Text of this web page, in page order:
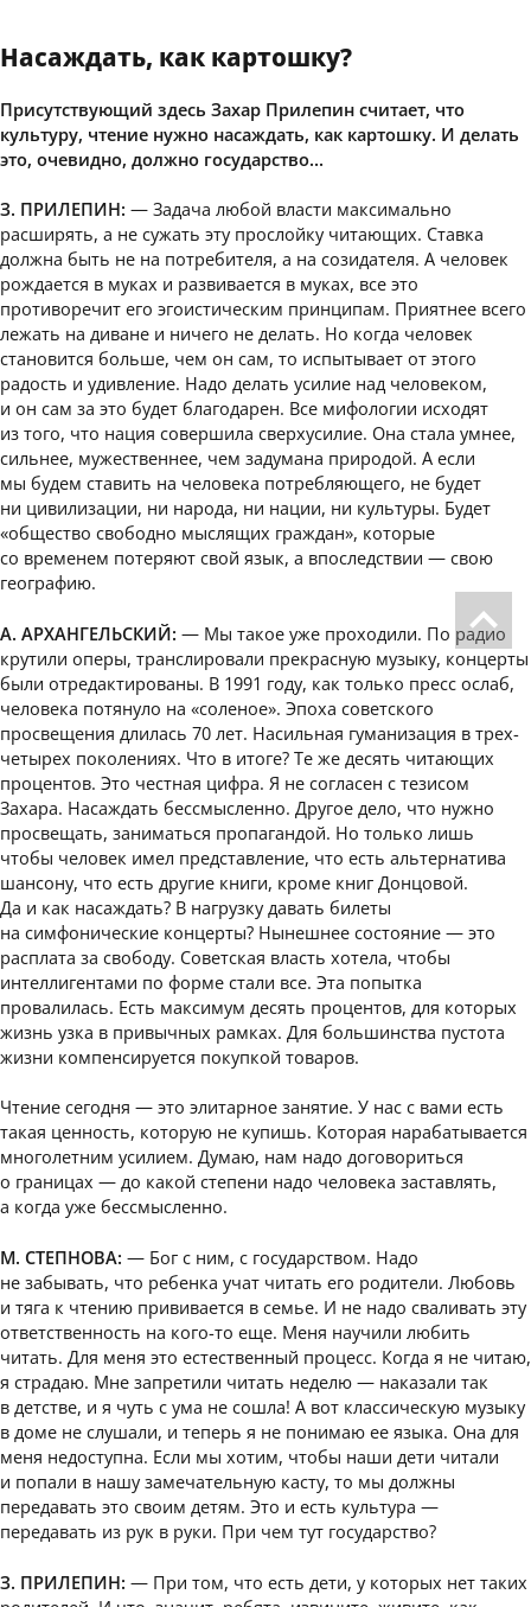
Насаждать, как картошку?
Присутствующий здесь Захар Прилепин считает, что
культуру, чтение нужно насаждать, как картошку. И делать
это, очевидно, должно государство…
З. ПРИЛЕПИН: — Задача любой власти максимально
расширять, а не сужать эту прослойку читающих. Ставка
должна быть не на потребителя, а на созидателя. А человек
рождается в муках и развивается в муках, все это
противоречит его эгоистическим принципам. Приятнее всего
лежать на диване и ничего не делать. Но когда человек
становится больше, чем он сам, то испытывает от этого
радость и удивление. Надо делать усилие над человеком,
и он сам за это будет благодарен. Все мифологии исходят
из того, что нация совершила сверхусилие. Она стала умнее,
сильнее, мужественнее, чем задумана природой. А если
мы будем ставить на человека потребляющего, не будет
ни цивилизации, ни народа, ни нации, ни культуры. Будет
«общество свободно мыслящих граждан», которые
со временем потеряют свой язык, а впоследствии — свою
географию.
А. АРХАНГЕЛЬСКИЙ: — Мы такое уже проходили. По радио
крутили оперы, транслировали прекрасную музыку, концерты
были отредактированы. В 1991 году, как только пресс ослаб,
человека потянуло на «соленое». Эпоха советского
просвещения длилась 70 лет. Насильная гуманизация в трех-
четырех поколениях. Что в итоге? Те же десять читающих
процентов. Это честная цифра. Я не согласен с тезисом
Захара. Насаждать бессмысленно. Другое дело, что нужно
просвещать, заниматься пропагандой. Но только лишь
чтобы человек имел представление, что есть альтернатива
шансону, что есть другие книги, кроме книг Донцовой.
Да и как насаждать? В нагрузку давать билеты
на симфонические концерты? Нынешнее состояние — это
расплата за свободу. Советская власть хотела, чтобы
интеллигентами по форме стали все. Эта попытка
провалилась. Есть максимум десять процентов, для которых
жизнь узка в привычных рамках. Для большинства пустота
жизни компенсируется покупкой товаров.
Чтение сегодня — это элитарное занятие. У нас с вами есть
такая ценность, которую не купишь. Которая нарабатывается
многолетним усилием. Думаю, нам надо договориться
о границах — до какой степени надо человека заставлять,
а когда уже бессмысленно.
М. СТЕПНОВА: — Бог с ним, с государством. Надо
не забывать, что ребенка учат читать его родители. Любовь
и тяга к чтению прививается в семье. И не надо сваливать эту
ответственность на кого-то еще. Меня научили любить
читать. Для меня это естественный процесс. Когда я не читаю,
я страдаю. Мне запретили читать неделю — наказали так
в детстве, и я чуть с ума не сошла! А вот классическую музыку
в доме не слушали, и теперь я не понимаю ее языка. Она для
меня недоступна. Если мы хотим, чтобы наши дети читали
и попали в нашу замечательную касту, то мы должны
передавать это своим детям. Это и есть культура —
передавать из рук в руки. При чем тут государство?
З. ПРИЛЕПИН: — При том, что есть дети, у которых нет таких